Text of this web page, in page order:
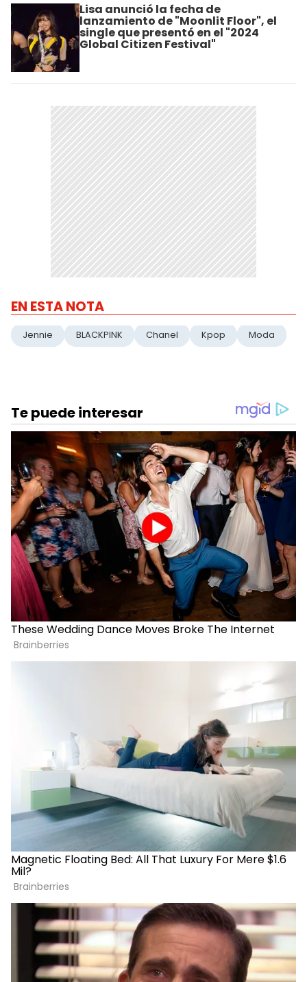
Lisa anunció la fecha de
lanzamiento de "Moonlit Floor", el
single que presentó en el "2024
Global Citizen Festival"
EN ESTA NOTA
Jennie BLACKPINK Chanel Kpop Moda